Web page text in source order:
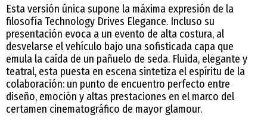
Esta versión única supone la máxima expresión de la
filosofía Technology Drives Elegance. Incluso su
presentación evoca a un evento de alta costura, al
desvelarse el vehículo bajo una sofisticada capa que
emula la caída de un pañuelo de seda. Fluida, elegante y
teatral, esta puesta en escena sintetiza el espíritu de la
colaboración: un punto de encuentro perfecto entre
diseño, emoción y altas prestaciones en el marco del
certamen cinematográfico de mayor glamour.